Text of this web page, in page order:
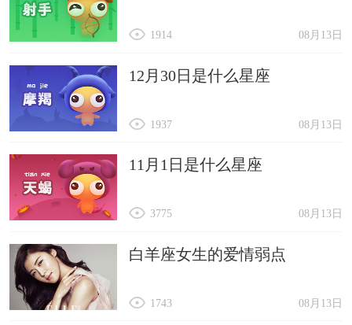
08月13日
1914
12月30日是什么星座
08月13日
1937
11月1日是什么星座
08月13日
3775
白羊座女生的爱情弱点
08月13日
1743